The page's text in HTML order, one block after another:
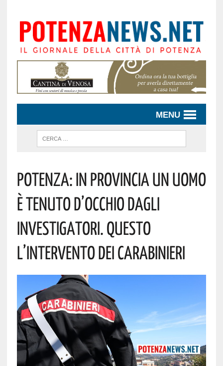
MENU
Potenza: In Provincia Un Uomo
È Tenuto D’occhio Dagli
Investigatori. Questo
L’intervento Dei Carabinieri